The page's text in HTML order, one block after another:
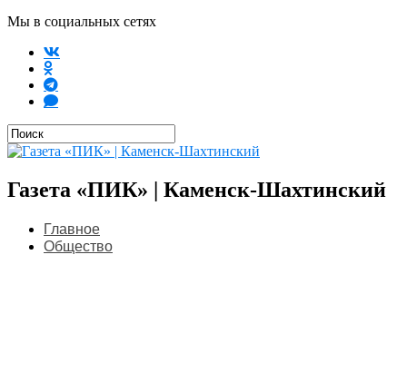
Мы в социальных сетях
Газета «ПИК» | Каменск-Шахтинский
Главное
Общество